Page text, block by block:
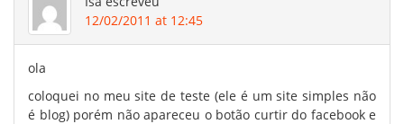
12/02/2011 at 12:45
ola
coloquei no meu site de teste (ele é um site simples não
é blog) porém não apareceu o botão curtir do facebook e